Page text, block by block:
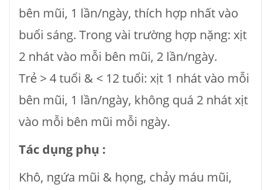
bên mũi, 1 lần/ngày, thích hợp nhất vào
buổi sáng. Trong vài trường hợp nặng: xịt
2 nhát vào mỗi bên mũi, 2 lần/ngày.
Trẻ > 4 tuổi & < 12 tuổi: xịt 1 nhát vào mỗi
bên mũi, 1 lần/ngày, không quá 2 nhát xịt
vào mỗi bên mũi mỗi ngày.
Tác dụng phụ :
Khô, ngứa mũi & họng, chảy máu mũi,